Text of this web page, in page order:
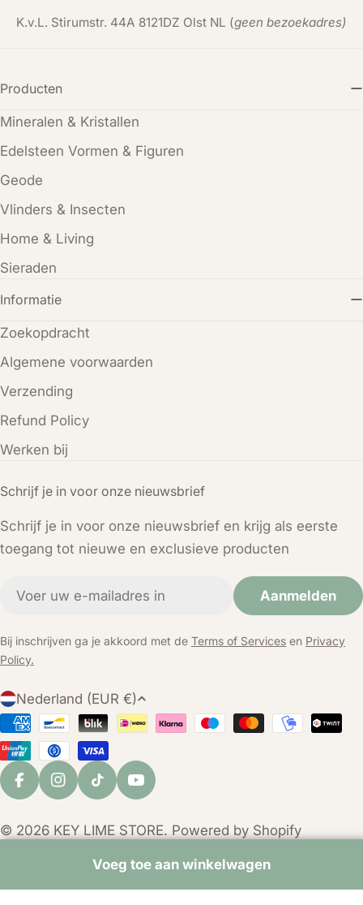
K.v.L. Stirumstr. 44A 8121DZ Olst NL (geen bezoekadres)
Schrijf je in voor onze nieuwsbrief
Schrijf je in voor onze nieuwsbrief en krijg als eerste
toegang tot nieuwe en exclusieve producten
Aanmelden
Bij inschrijven ga je akkoord met de Terms of Services en Privacy
Policy.
Producten
Mineralen & Kristallen
Edelsteen Vormen & Figuren
Geode
Vlinders & Insecten
Home & Living
Sieraden
Informatie
Zoekopdracht
Algemene voorwaarden
Verzending
Refund Policy
Werken bij
L
a
n
d
/
e
g
o
Nederland (EUR €)
Betaalmethoden
FacebookInstagram
TikTokYouTube
© 2026 KEY LIME STORE. Powered by Shopify
Voeg toe aan winkelwagen